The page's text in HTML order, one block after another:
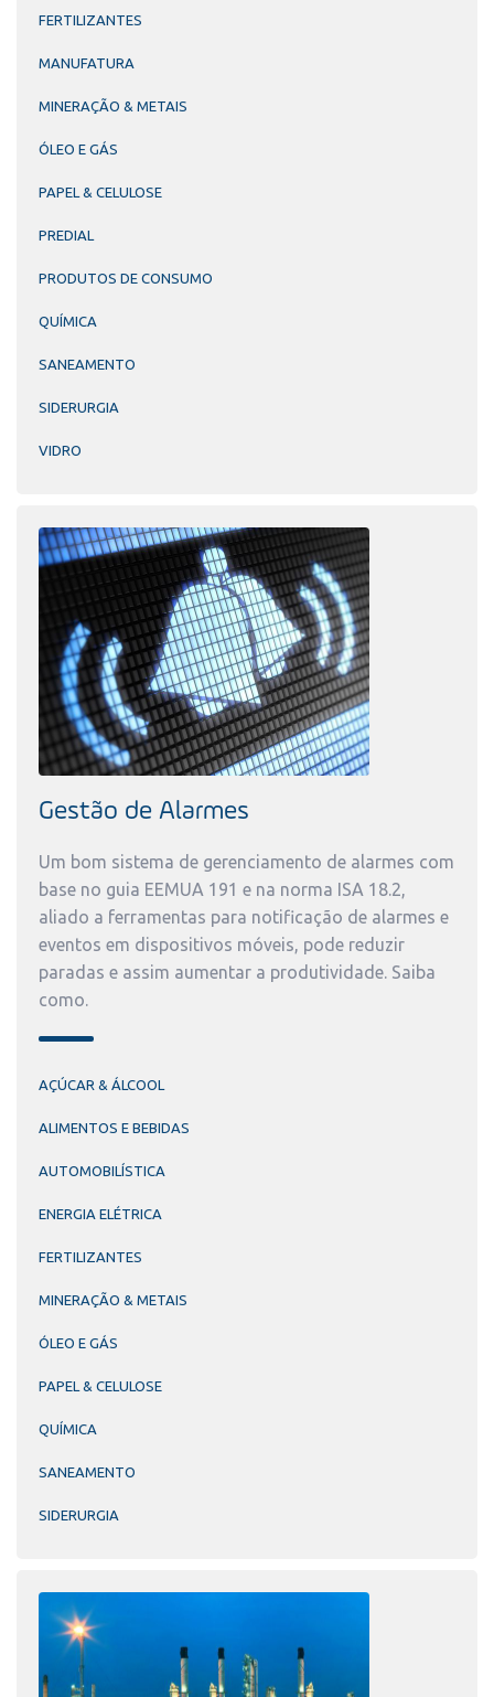
FERTILIZANTES
MANUFATURA
MINERAÇÃO & METAIS
ÓLEO E GÁS
PAPEL & CELULOSE
PREDIAL
PRODUTOS DE CONSUMO
QUÍMICA
SANEAMENTO
SIDERURGIA
VIDRO
Gestão de Alarmes
Um bom sistema de gerenciamento de alarmes com
base no guia EEMUA 191 e na norma ISA 18.2,
aliado a ferramentas para notificação de alarmes e
eventos em dispositivos móveis, pode reduzir
paradas e assim aumentar a produtividade. Saiba
como.
AÇÚCAR & ÁLCOOL
ALIMENTOS E BEBIDAS
AUTOMOBILÍSTICA
ENERGIA ELÉTRICA
FERTILIZANTES
MINERAÇÃO & METAIS
ÓLEO E GÁS
PAPEL & CELULOSE
QUÍMICA
SANEAMENTO
SIDERURGIA